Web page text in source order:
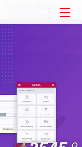
Ultimate Addons for